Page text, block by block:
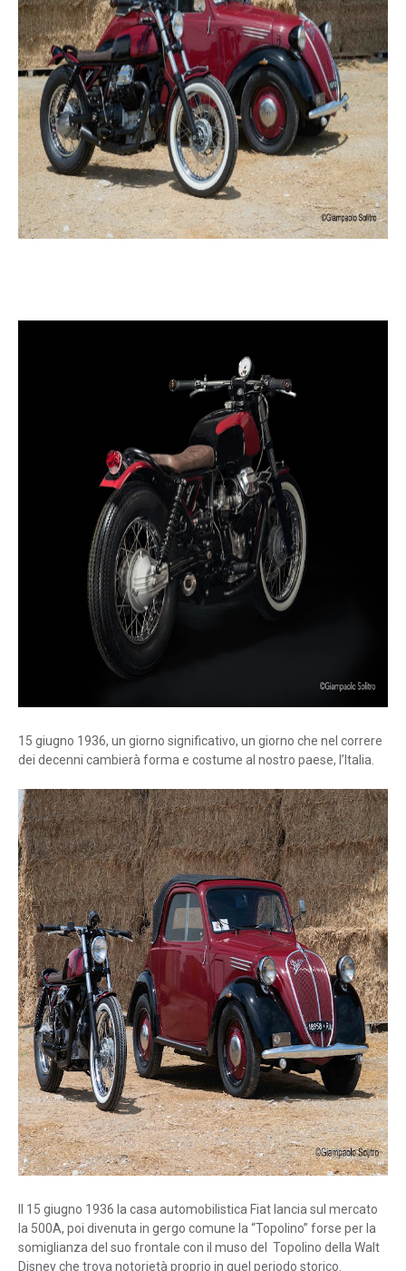
15 giugno 1936, un giorno significativo, un giorno che nel correre
dei decenni cambierà forma e costume al nostro paese, l’Italia.
Il 15 giugno 1936 la casa automobilistica Fiat lancia sul mercato
la 500A, poi divenuta in gergo comune la “Topolino” forse per la
somiglianza del suo frontale con il muso del Topolino della Walt
Disney che trova notorietà proprio in quel periodo storico.